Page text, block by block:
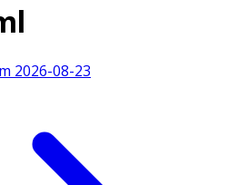
2026-08-23